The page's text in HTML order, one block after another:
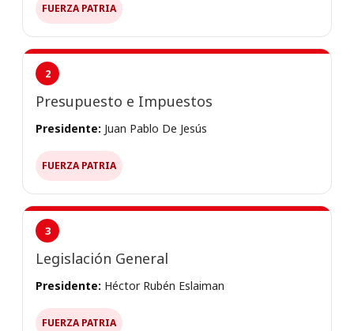
FUERZA PATRIA
2
Presupuesto e Impuestos
Presidente: Juan Pablo De Jesús
FUERZA PATRIA
3
Legislación General
Presidente: Héctor Rubén Eslaiman
FUERZA PATRIA